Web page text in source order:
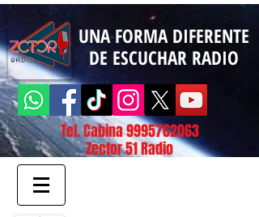
UNA FORMA DIFERENTE
DE ESCUCHAR RADIO
Tel. Cabina9995762063
Zector 51 Radio